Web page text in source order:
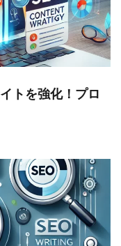
トを強化！プロ